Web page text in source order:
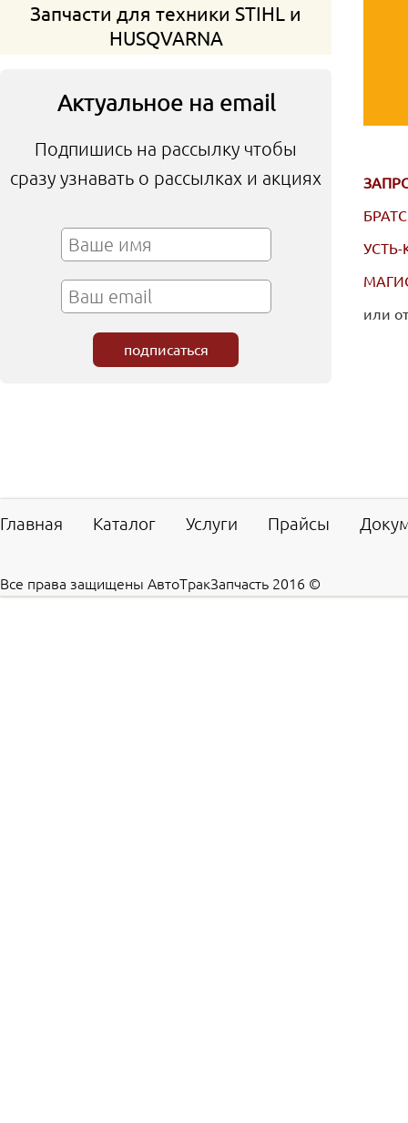
Запчасти для техники STIHL и
HUSQVARNA
Актуальное на email
Подпишись на рассылку чтобы
сразу узнавать о рассылках и акциях
УСТЬ-
или
Главная Каталог Услуги Прайсы
Все права защищены АвтоТракЗапчасть 2016 ©